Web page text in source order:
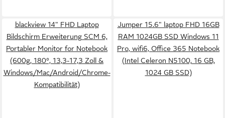
blackview 14" FHD Laptop
Bildschirm Erweiterung SCM 6,
Portabler Monitor for Notebook
(600g, 180°, 13,3-17,3 Zoll &
Windows/Mac/Android/Chrome-
Kompatibilität)
Jumper 15.6" laptop FHD 16GB
RAM 1024GB SSD Windows 11
Pro, wifi6, Office 365 Notebook
(Intel Celeron N5100, 16 GB,
1024 GB SSD)